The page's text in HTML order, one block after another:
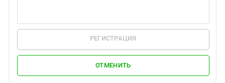
РЕГИСТРАЦИЯ
ОТМЕНИТЬ